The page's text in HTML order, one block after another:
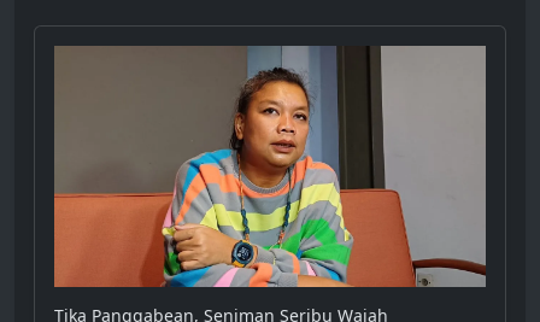
Tika Panggabean, Seniman Seribu Wajah